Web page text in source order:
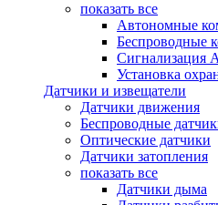
показать все
Автономные
Беспроводные
Сигнализация
Установка
Датчики и извещатели
Датчики движения
Беспроводные
Оптические датчики
Датчики затопления
показать все
Датчики дыма